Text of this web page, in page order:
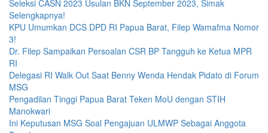
Seleksi CASN 2023 Usulan BKN September 2023, Simak
Selengkapnya!
KPU Umumkan DCS DPD RI Papua Barat, Filep Wamafma Nomor
3!
Dr. Filep Sampaikan Persoalan CSR BP Tangguh ke Ketua MPR
RI
Delegasi RI Walk Out Saat Benny Wenda Hendak Pidato di Forum
MSG
Pengadilan Tinggi Papua Barat Teken MoU dengan STIH
Manokwari
Ini Keputusan MSG Soal Pengajuan ULMWP Sebagai Anggota